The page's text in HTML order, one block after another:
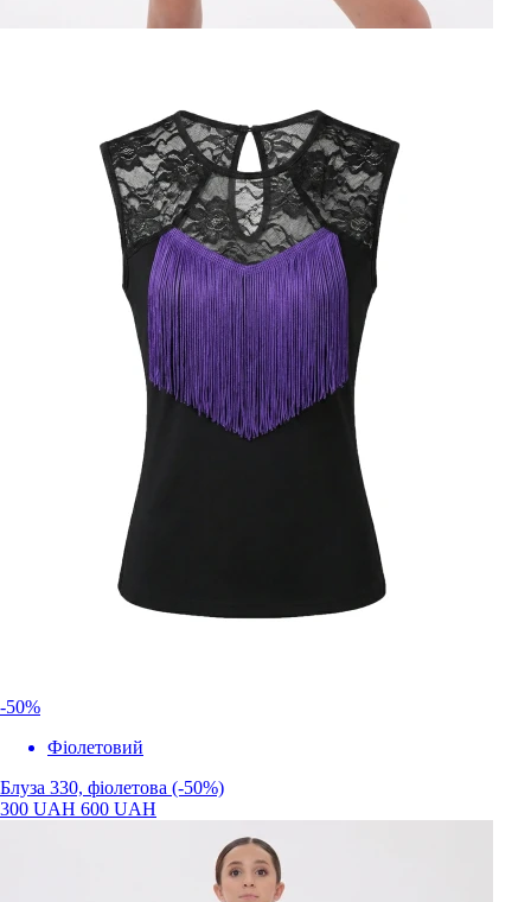
-50%
Фiолетовий
Блуза 330, фіолетова (-50%)
300 UAH 600 UAH